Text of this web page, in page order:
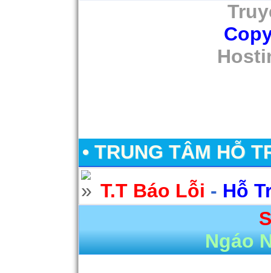
• TRUNG TÂM HỖ
T.T Báo Lỗi - Hỗ
Ngáo